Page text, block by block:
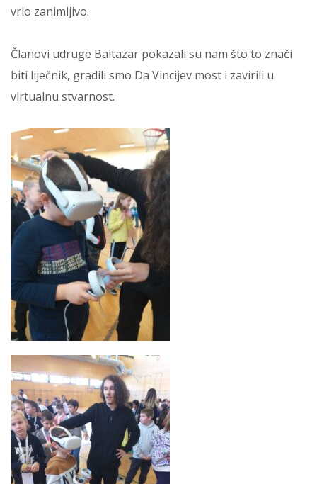
vrlo zanimljivo.
Članovi udruge Baltazar pokazali su nam što to znači
biti liječnik, gradili smo Da Vincijev most i zavirili u
virtualnu stvarnost.